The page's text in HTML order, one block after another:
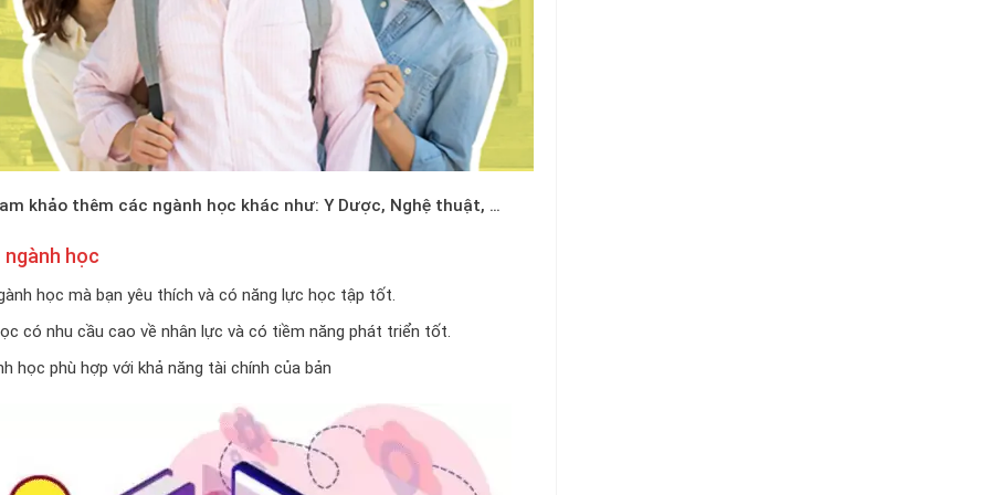
khảo thêm các ngành học khác như: Y Dược, Nghệ thuật, …
học
học mà bạn yêu thích và có năng lực học tập tốt.
có nhu cầu cao về nhân lực và có tiềm năng phát triển tốt.
học phù hợp với khả năng tài chính của bản